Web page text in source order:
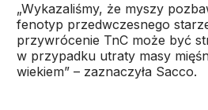
„Wykazaliśmy, że myszy
fenotyp przedwczesnego
przywrócenie TnC może być
w przypadku utraty masy
wiekiem” – zaznaczyła Sacco.